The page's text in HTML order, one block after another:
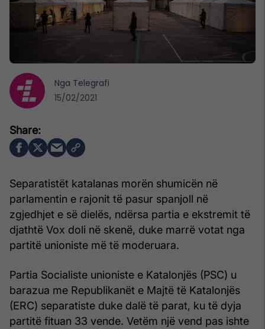
Separatistët katalanas morën shumicën në
parlamentin e rajonit të pasur spanjoll në
zgjedhjet e së dielës, ndërsa partia e ekstremit të
djathtë Vox doli në skenë, duke marrë votat nga
partitë unioniste më të moderuara.
Partia Socialiste unioniste e Katalonjës (PSC) u
barazua me Republikanët e Majtë të Katalonjës
(ERC) separatiste duke dalë të parat, ku të dyja
partitë fituan 33 vende. Vetëm një vend pas ishte
Nga Telegrafi
15/02/2021